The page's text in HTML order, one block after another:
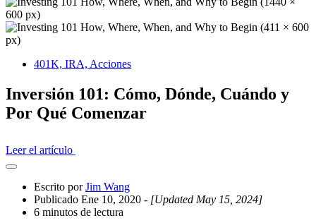
401K, IRA, Acciones
Inversión 101: Cómo, Dónde, Cuándo y
Por Qué Comenzar
Leer el artículo
Abrir
cajón
compartido
Escrito porJim Wang
Publicado Ene 10, 2020 - [Updated May 15, 2024]
6 minutos de lectura